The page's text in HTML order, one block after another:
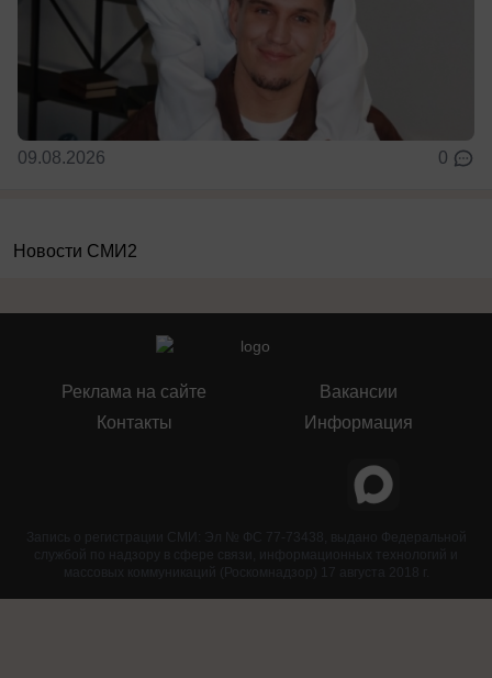
09.08.2026 0
Новости СМИ2
Реклама на сайте
Контакты
Вакансии
Информация
Запись о регистрации СМИ: Эл № ФС 77-73438, выдано Федеральной
службой по надзору в сфере связи, информационных технологий и
массовых коммуникаций (Роскомнадзор) 17 августа 2018 г.